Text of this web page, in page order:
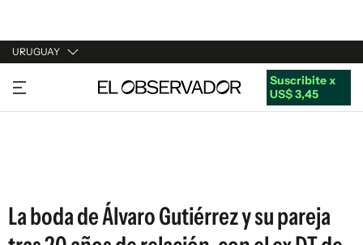
URUGUAY
URUGUAY
ARGENTINA
Suscribite x
US$ 3,45
La boda de Álvaro Gutiérrez y su pareja